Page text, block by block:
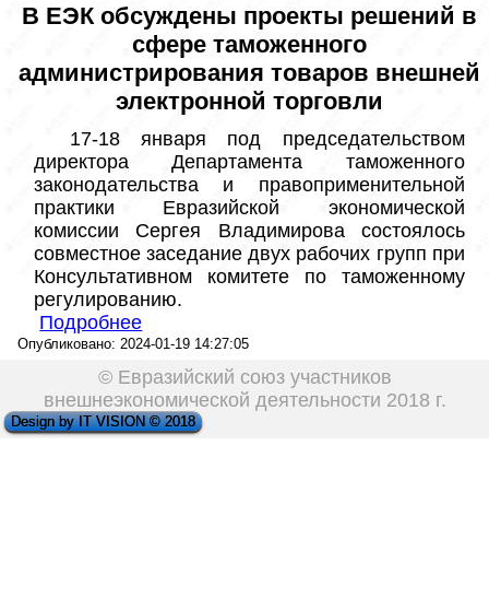
В ЕЭК обсуждены проекты решений в
сфере таможенного
администрирования товаров внешней
электронной торговли
директора Департамента таможенного
законодательства и правоприменительной
практики Евразийской экономической
комиссии Сергея Владимирова состоялось
совместное заседание двух рабочих групп при
Консультативном комитете по таможенному
регулированию.
Подробнее
Опубликовано: 2024-01-19 14:27:05
© Евразийский союз участников
внешнеэкономической деятельности 2018 г.
Design by IT VISION © 2018